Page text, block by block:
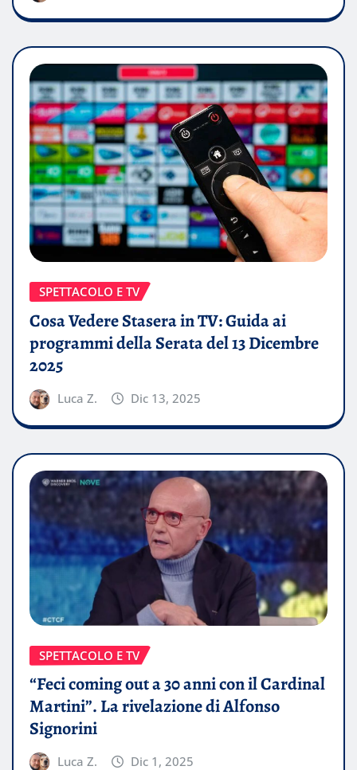
SPETTACOLO E TV
Cosa Vedere Stasera in TV: Guida ai
programmi della Serata del 13 Dicembre
2025
Luca Z. Dic 13, 2025
SPETTACOLO E TV
“Feci coming out a 30 anni con il Cardinal
Martini”. La rivelazione di Alfonso
Signorini
Luca Z. Dic 1, 2025